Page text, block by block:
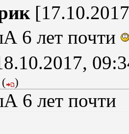
6 лет почти
)
6 лет почти